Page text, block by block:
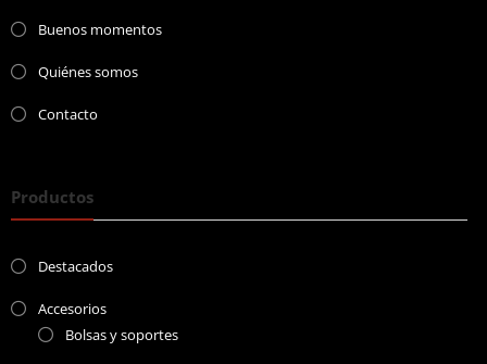
Buenos momentos
Quiénes somos
Contacto
Productos
Destacados
Accesorios
Bolsas y soportes